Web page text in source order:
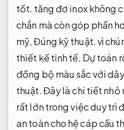
tốt. tăng đơ inox không
chắn mà còn góp phần
mỹ,Đúng kỹ thuật. vì
thiết kế tinh tế, Dự toán
đồng bộ màu sắc với
thuật. Đây là chi tiết nhỏ
rất lớn trong việc duy trì
an toàn cho hệ cáp cầu